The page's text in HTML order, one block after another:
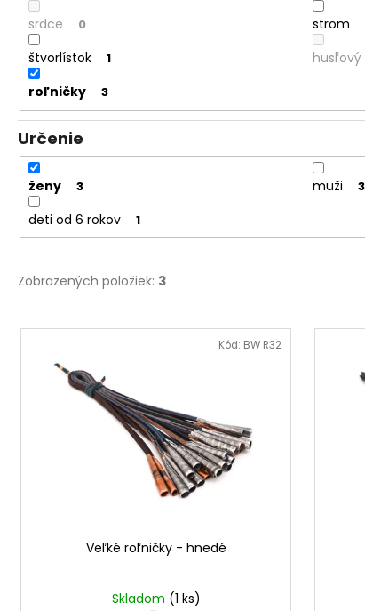
srdce 0 strom
štvorlístok 1 husľový
roľničky 3
Určenie
ženy 3 muži 3
deti od 6 rokov 1
Zobrazených položiek: 3
V
Veľké roľničky - hnedé
Skladom (1 ks)
Kód: BW R32